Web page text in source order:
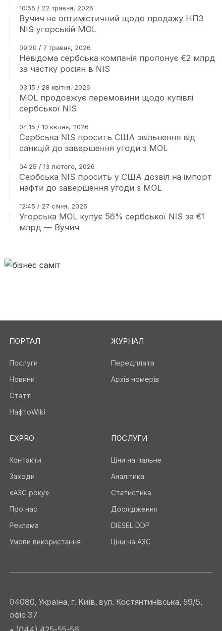
10:55 / 22 травня, 2026
Вучич не оптимістичний щодо продажу НПЗ
NIS угорській MOL
09:20 / 7 травня, 2026
Невідома сербська компанія пропонує €2 млрд
за частку росіян в NIS
03:15 / 28 квітня, 2026
MOL продовжує перемовини щодо купівлі
сербської NIS
04:15 / 10 квітня, 2026
Сербська NIS просить США звільнення від
санкцій до завершення угоди з MOL
04:25 / 13 лютого, 2026
Сербська NIS просить у США дозвіл на імпорт
нафти до завершення угоди з MOL
12:45 / 27 січня, 2026
Угорська MOL купує 56% сербської NIS за €1
млрд — Вучич
ПОРТАЛ
Послуги
Новини
Статті
НафтоWiki
ЖУРНАЛ
Передплата
Архів номерів
EXPRO
Контакти
Заходи
«АЗС року»
Про нас
Реклама
Умови використання
ПОСЛУГИ
Ціни на пальне
Аналітика
Статистика
Дослідження
DIESEL DDP
Ціни на АЗС
04080, Україна, г. Київ, вул. Костянтинівська, 59/5,
офіс 37